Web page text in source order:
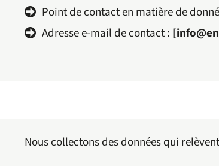
Point de contact en matière de
Adresse e-mail de contact : [
Nous collectons des données qui